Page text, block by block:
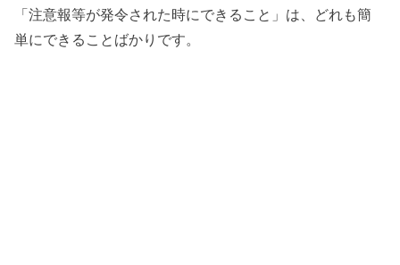
「注意報等が発令された時にできること」は、どれも簡
単にできることばかりです。